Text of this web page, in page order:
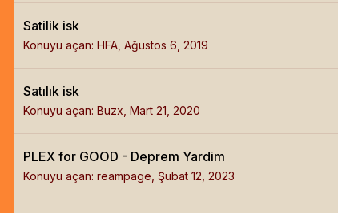
Satilik isk
Konuyu açan: HFA Ağustos 6, 2019
Satılık isk
Konuyu açan: Buzx Mart 21, 2020
PLEX for GOOD - Deprem Yardim
Konuyu açan: reampage Şubat 12, 2023